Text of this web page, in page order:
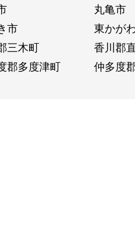
丸亀市
市
東かが
三木町
香川郡
郡多度津町
仲多度